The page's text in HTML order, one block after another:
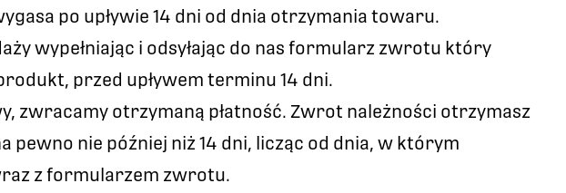
po upływie 14 dni od dnia otrzymania towaru.
wypełniając i odsyłając do nas formularz zwrotu który
przed upływem terminu 14 dni.
zwracamy otrzymaną płatność. Zwrot należności otrzymasz
pewno nie później niż 14 dni, licząc od dnia, w którym
z formularzem zwrotu.